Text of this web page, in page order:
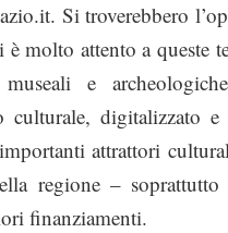
Si troverebbero
molto attento a queste
e
culturale, digitalizzato
attrattori
regione –
finanziamenti.